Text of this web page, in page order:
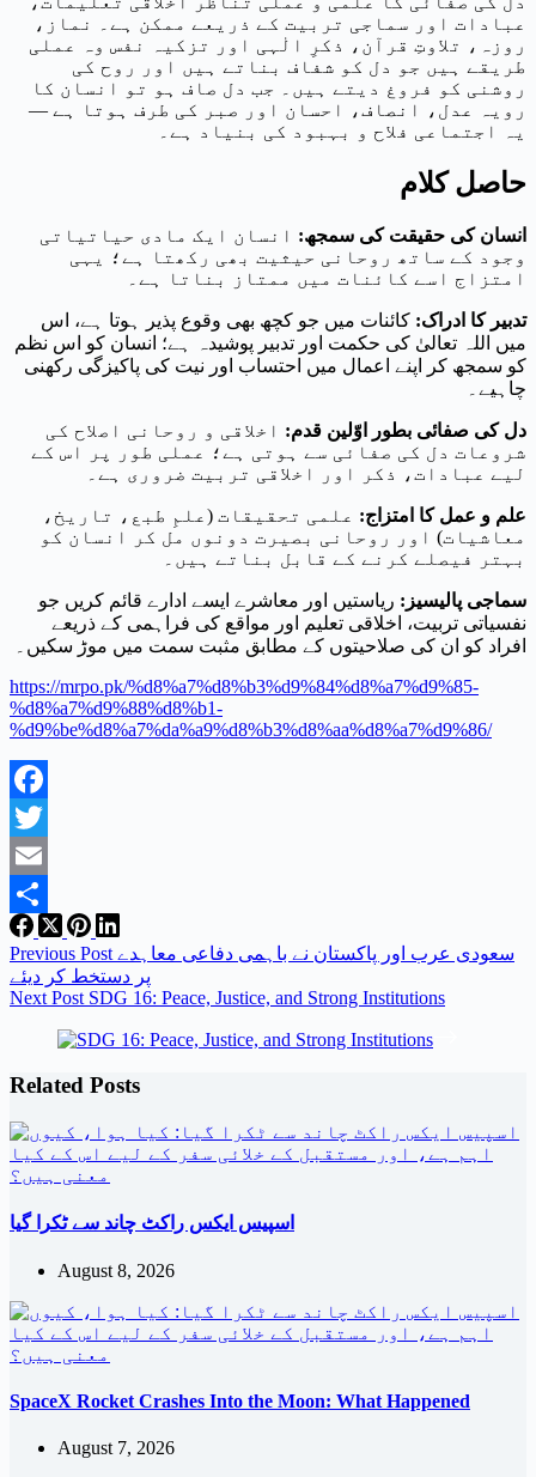
عبادات اور سماجی تربیت کے ذریعے ممکن ہے۔ نماز،
روزہ، تلاوتِ قرآن، ذکرِ الٰہی اور تزکیہ نفس وہ عملی
طریقے ہیں جو دل کو شفاف بناتے ہیں اور روح کی
روشنی کو فروغ دیتے ہیں۔ جب دل صاف ہو تو انسان کا
رویہ عدل، انصاف، احسان اور صبر کی طرف ہوتا ہے —
یہ اجتماعی فلاح و بہبود کی بنیاد ہے۔
حاصل کلام
انسان کی حقیقت کی سمجھ: انسان ایک مادی حیاتیاتی
وجود کے ساتھ روحانی حیثیت بھی رکھتا ہے؛ یہی
امتزاج اسے کائنات میں ممتاز بناتا ہے۔
تدبیر کا ادراک: کائنات میں جو کچھ بھی وقوع پذیر ہوتا ہے، اس
میں اللہ تعالیٰ کی حکمت اور تدبیر پوشیدہ ہے؛ انسان کو اس نظم
کو سمجھ کر اپنے اعمال میں احتساب اور نیت کی پاکیزگی رکھنی
چاہیے۔
دل کی صفائی بطور اوّلین قدم: اخلاقی و روحانی اصلاح کی
شروعات دل کی صفائی سے ہوتی ہے؛ عملی طور پر اس کے
لیے عبادات، ذکر اور اخلاقی تربیت ضروری ہے۔
علم و عمل کا امتزاج: علمی تحقیقات (علمِ طبع، تاریخ،
معاشیات) اور روحانی بصیرت دونوں مل کر انسان کو
بہتر فیصلے کرنے کے قابل بناتے ہیں۔
سماجی پالیسیز : ریاستیں اور معاشرے ایسے ادارے قائم کریں جو
نفسیاتی تربیت، اخلاقی تعلیم اور مواقع کی فراہمی کے ذریعے
افراد کو ان کی صلاحیتوں کے مطابق مثبت سمت میں موڑ سکیں۔
https://mrpo.pk/%d8%a7%d8%b3%d9%84%d8%a7%d9%85-
%d8%a7%d9%88%d8%b1-
%d9%be%d8%a7%da%a9%d8%b3%d8%aa%d8%a7%d9%86/
Facebook
Twitter
Email
Share
Previous Post سعودی عرب اور پاکستان نے باہمی دفاعی معاہدے
پر دستخط کر دیئے
Next Post SDG 16: Peace, Justice, and Strong Institutions
Related Posts
اسپیس ایکس راکٹ چاند سے ٹکرا گیا
August 8, 2026
SpaceX Rocket Crashes Into the Moon: What Happened
August 7, 2026